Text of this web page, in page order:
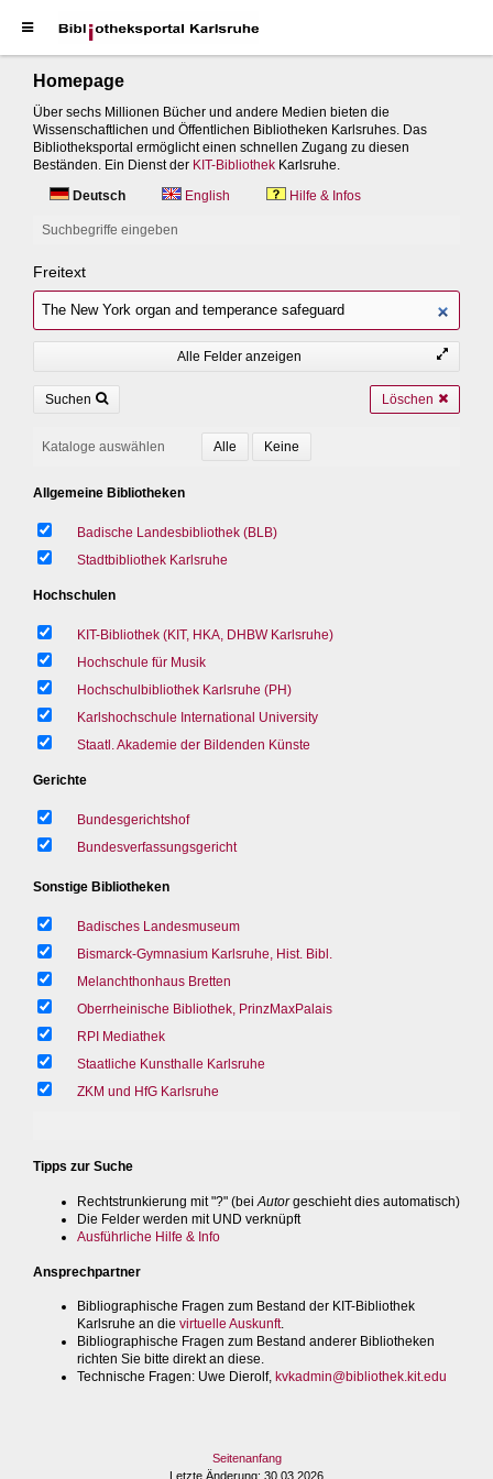
Homepage
Über sechs Millionen Bücher und andere Medien bieten die
Wissenschaftlichen und Öffentlichen Bibliotheken Karlsruhes. Das
Bibliotheksportal ermöglicht einen schnellen Zugang zu diesen
Beständen. Ein Dienst der KIT-Bibliothek Karlsruhe.
Deutsch
English Hilfe & Infos
Suchbegriffe eingeben
Freitext
Alle Felder anzeigen
Suchen Löschen
Kataloge auswählen
Allgemeine Bibliotheken
Badische Landesbibliothek (BLB)
Stadtbibliothek Karlsruhe
Hochschulen
KIT-Bibliothek (KIT, HKA, DHBW Karlsruhe)
Hochschule für Musik
Hochschulbibliothek Karlsruhe (PH)
Karlshochschule International University
Staatl. Akademie der Bildenden Künste
Gerichte
Bundesgerichtshof
Bundesverfassungsgericht
Sonstige Bibliotheken
Badisches Landesmuseum
Bismarck-Gymnasium Karlsruhe, Hist. Bibl.
Melanchthonhaus Bretten
Oberrheinische Bibliothek, PrinzMaxPalais
RPI Mediathek
Staatliche Kunsthalle Karlsruhe
ZKM und HfG Karlsruhe
Tipps zur Suche
Rechtstrunkierung mit "?" (bei Autorgeschieht dies automatisch)
Die Felder werden mit UND verknüpft
Ausführliche Hilfe & Info
Ansprechpartner
Bibliographische Fragen zum Bestand der KIT-Bibliothek
Karlsruhe an die virtuelle Auskunft.
Bibliographische Fragen zum Bestand anderer Bibliotheken
richten Sie bitte direkt an diese.
Technische Fragen: Uwe Dierolf, kvkadmin@bibliothek.kit.edu
Seitenanfang
Letzte Änderung: 30.03.2026